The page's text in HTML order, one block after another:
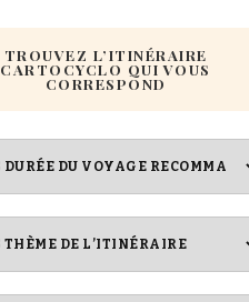
TROUVEZ L’ITINÉRAIRE
CARTOCYCLO QUI VOUS
CORRESPOND